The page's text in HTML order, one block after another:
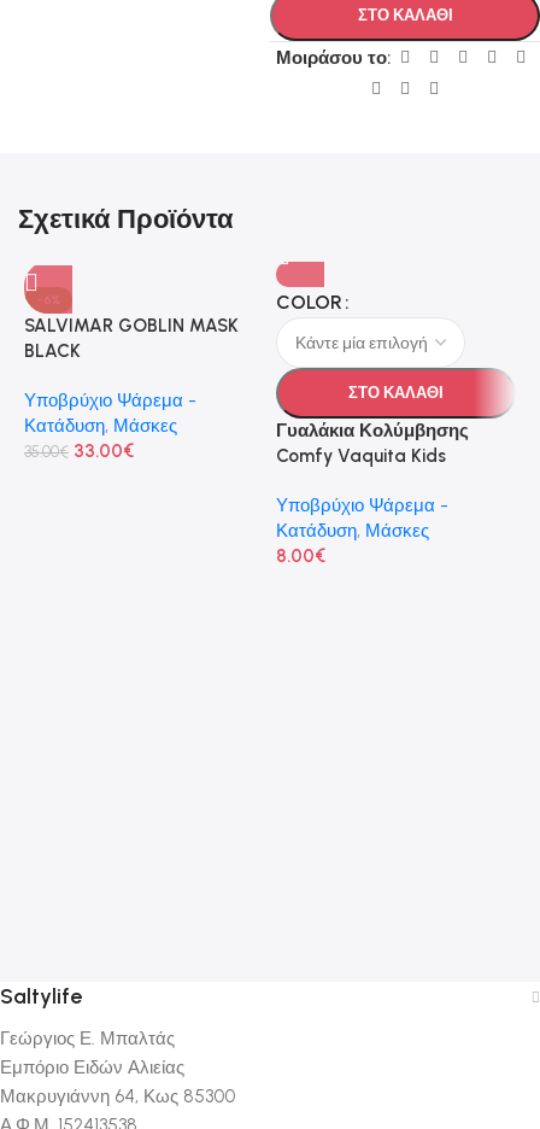
ΣΤΟ ΚΑΛΑΘΙ
Μοιράσου το:
Σχετικά Προϊόντα
-6%
SALVIMAR GOBLIN MASK
BLACK
Υποβρύχιο Ψάρεμα -
Κατάδυση, Μάσκες
35.00€ 33.00€
COLOR
ΣΤΟ ΚΑΛΑΘΙ
Γυαλάκια Κολύμβησης
Comfy Vaquita Kids
Υποβρύχιο Ψάρεμα -
Κατάδυση, Μάσκες
8.00€
Saltylife
Γεώργιος Ε. Μπαλτάς
Εμπόριο Ειδών Αλιείας
Μακρυγιάννη 64, Κως 85300